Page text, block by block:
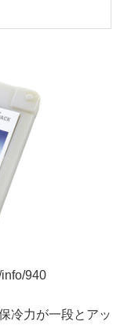
940
冷力が一段とアッ